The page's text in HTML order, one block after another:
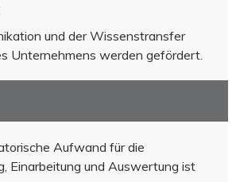
und der Wissenstransfer
Unternehmens werden gefördert.
Aufwand für die
Einarbeitung und Auswertung ist